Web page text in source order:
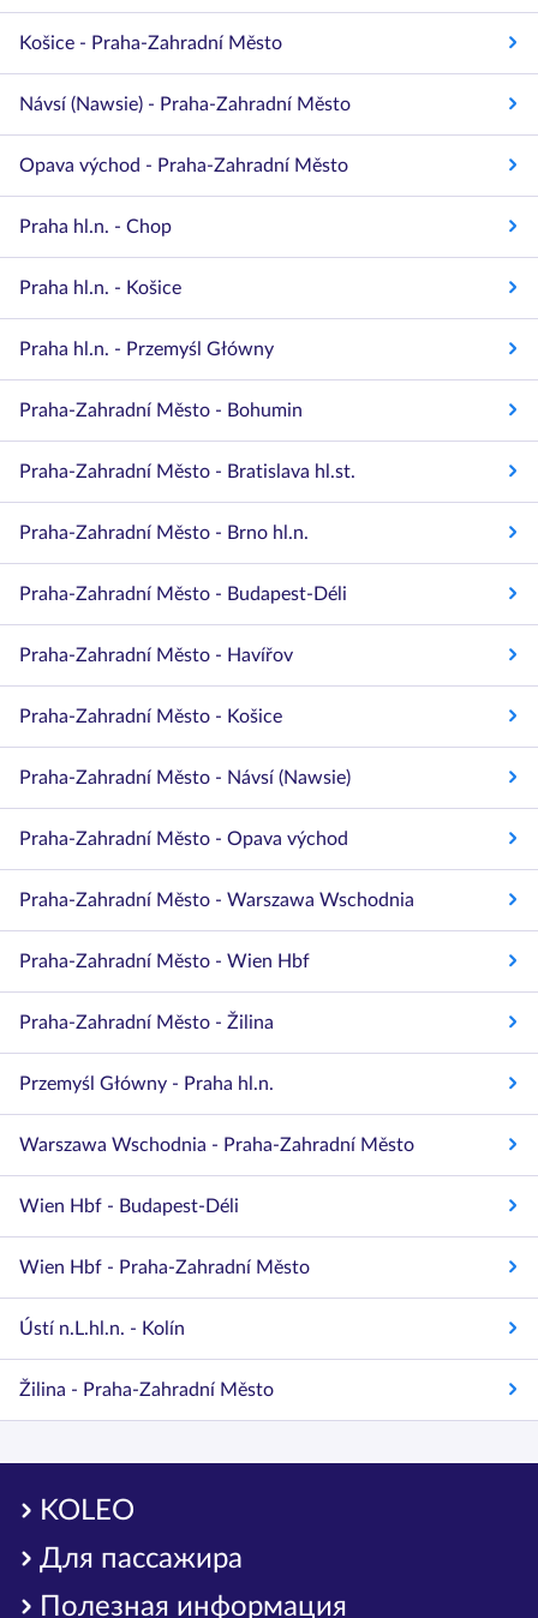
Košice - Praha-Zahradní Město
Návsí (Nawsie) - Praha-Zahradní Město
Opava východ - Praha-Zahradní Město
Praha hl.n. - Chop
Praha hl.n. - Košice
Praha hl.n. - Przemyśl Główny
Praha-Zahradní Město - Bohumin
Praha-Zahradní Město - Bratislava hl.st.
Praha-Zahradní Město - Brno hl.n.
Praha-Zahradní Město - Budapest-Déli
Praha-Zahradní Město - Havířov
Praha-Zahradní Město - Košice
Praha-Zahradní Město - Návsí (Nawsie)
Praha-Zahradní Město - Opava východ
Praha-Zahradní Město - Warszawa Wschodnia
Praha-Zahradní Město - Wien Hbf
Praha-Zahradní Město - Žilina
Przemyśl Główny - Praha hl.n.
Warszawa Wschodnia - Praha-Zahradní Město
Wien Hbf - Budapest-Déli
Wien Hbf - Praha-Zahradní Město
Ústí n.L.hl.n. - Kolín
Žilina - Praha-Zahradní Město
KOLEO
Для пассажира
Полезная информация